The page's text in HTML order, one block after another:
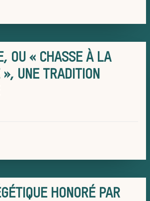
OU « CHASSE À LA
», UNE TRADITION
HONORÉ PAR